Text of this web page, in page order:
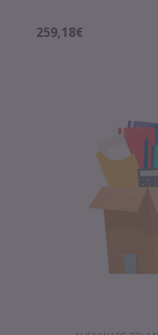
259,18€